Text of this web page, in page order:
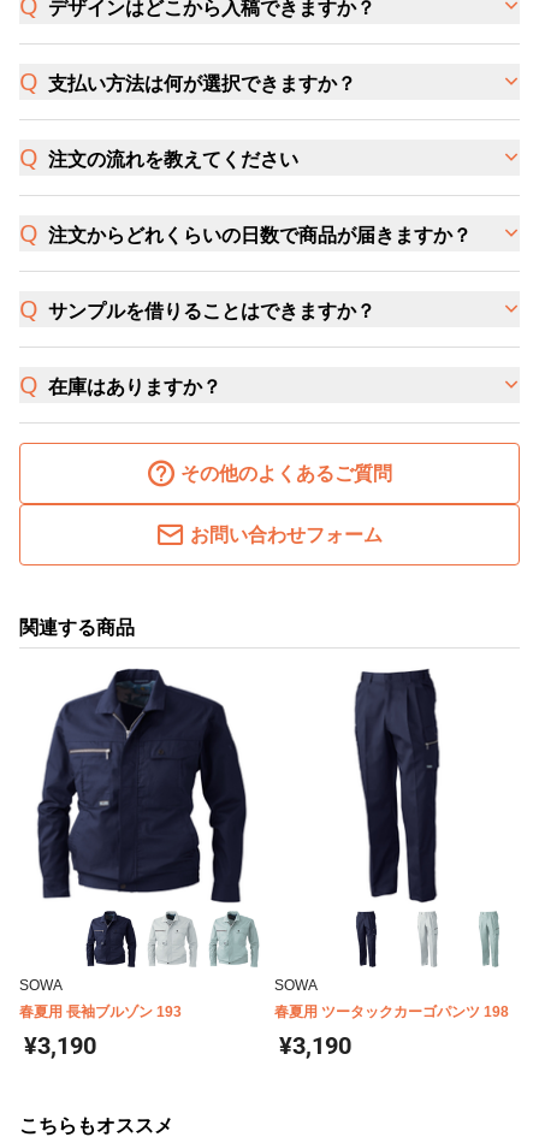
デザインはどこから入稿できますか？
支払い方法は何が選択できますか？
注文の流れを教えてください
注文からどれくらいの日数で商品が届きますか？
サンプルを借りることはできますか？
在庫はありますか？
その他のよくあるご質問
お問い合わせフォーム
関連する商品
SOWA
春夏用 長袖ブルゾン 193
¥3,190
SOWA
春夏用 ツータックカーゴパンツ 198
¥3,190
こちらもオススメ